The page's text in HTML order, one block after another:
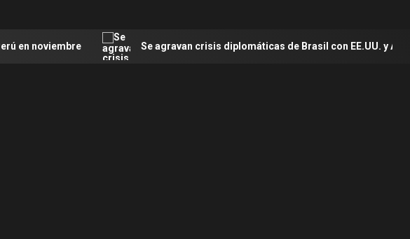
Se agravan crisis diplomáticas de Brasil con EE.UU. y Argentina